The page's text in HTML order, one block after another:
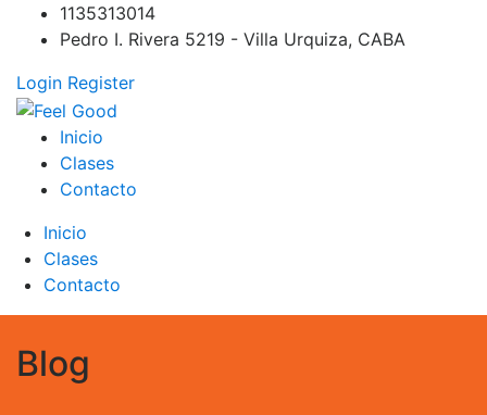
1135313014
Pedro I. Rivera 5219 - Villa Urquiza, CABA
Login Register
Feel Good
PILATES REFORMER – PILATES SPRINBOARD – PILATES
CIRCUITO – Clases Online
Inicio
Clases
Contacto
Inicio
Clases
Contacto
Blog